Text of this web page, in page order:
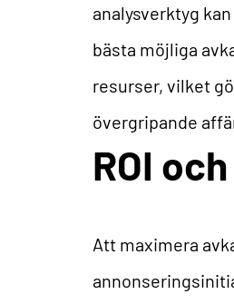
analysverktyg
bästa möjliga
resurser, vilket
övergripande
ROI
Att maximera